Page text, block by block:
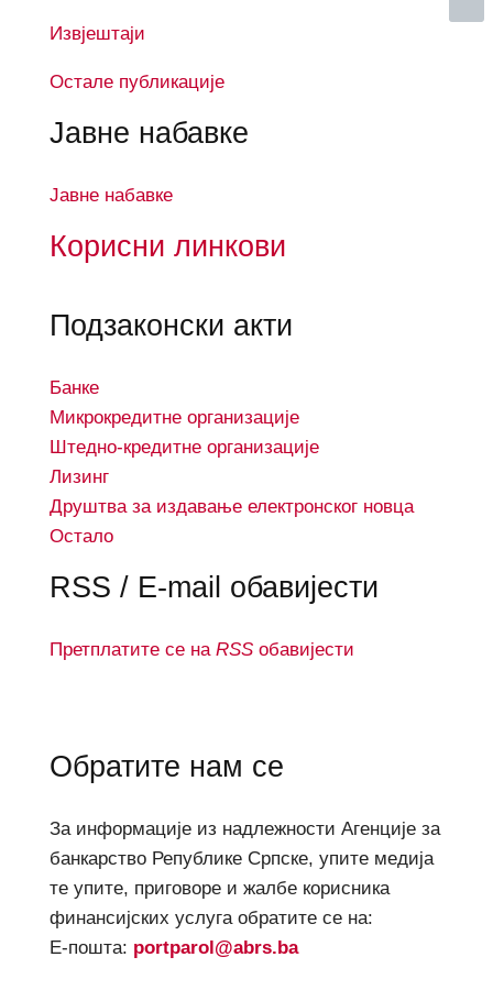
Извјештаји
Остале публикације
Јавне набавке
Јавне набавке
Корисни линкови
Подзаконски акти
Банке
Микрокредитне организације
Штедно-кредитне организације
Лизинг
Друштва за издавање електронског новца
Остало
RSS / E-mail обавијести
Претплатите се на RSSобавијести
Обратите нам се
За информације из надлежности Агенције за
банкарство Републике Српске, упите медија
те упите, приговоре и жалбе корисника
финансијских услуга обратите се на:
Е-пошта: portparol@abrs.ba